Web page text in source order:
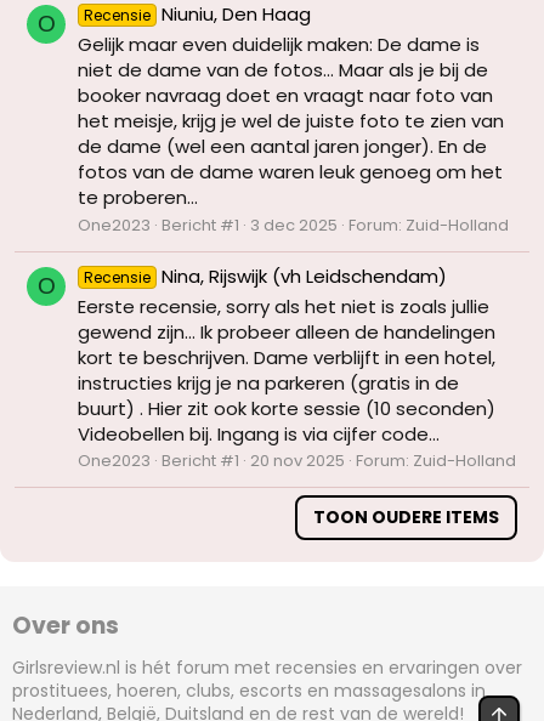
O Recensie Niuniu, Den Haag
Gelijk maar even duidelijk maken: De dame is
niet de dame van de fotos... Maar als je bij de
booker navraag doet en vraagt naar foto van
het meisje, krijg je wel de juiste foto te zien van
de dame (wel een aantal jaren jonger). En de
fotos van de dame waren leuk genoeg om het
te proberen...
One2023 Bericht #1 3 dec 2025 Forum: Zuid-Holland
O Recensie Nina, Rijswijk (vh Leidschendam)
Eerste recensie, sorry als het niet is zoals jullie
gewend zijn... Ik probeer alleen de handelingen
kort te beschrijven. Dame verblijft in een hotel,
instructies krijg je na parkeren (gratis in de
buurt) . Hier zit ook korte sessie (10 seconden)
Videobellen bij. Ingang is via cijfer code...
One2023 Bericht #1 20 nov 2025 Forum: Zuid-Holland
TOON OUDERE ITEMS
Over ons
Girlsreview.nl is hét forum met recensies en ervaringen over
prostituees, hoeren, clubs, escorts en massagesalons in
Nederland, België, Duitsland en de rest van de wereld!